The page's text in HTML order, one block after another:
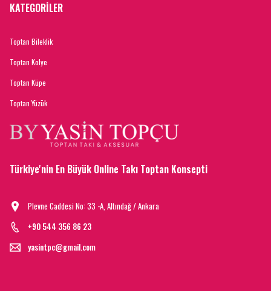
KATEGORİLER
Toptan Bileklik
Toptan Kolye
Toptan Küpe
Toptan Yüzük
Türkiye'nin En Büyük Online Takı Toptan Konsepti
Plevne Caddesi No: 33 -A, Altındağ / Ankara
+90 544 356 86 23
yasintpc@gmail.com